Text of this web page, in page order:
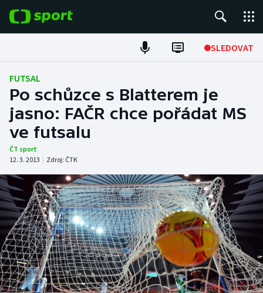
SLEDOVAT
Fotbal
Hokej
Tenis
Atletika
Cyklistika
DALŠÍ SPORTY
Americký fotbal
Baseball a softbal
NEPŘEHLÉDNĚTE
Soutěže
FUTSAL
Po schůzce s Blatterem je
jasno: FAČR chce pořádat MS
ve futsalu
ČT sport
12. 3. 2013 | Zdroj: ČTK